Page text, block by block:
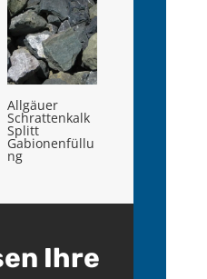
Allgäuer
Schrattenkalk
Splitt
Gabionenfüllu
ng
Ihre